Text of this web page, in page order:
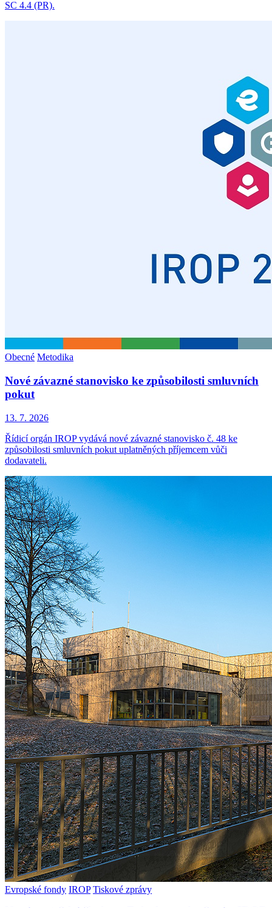
SC 4.4 (PR).
Obecné Metodika
Nové závazné stanovisko ke způsobilosti smluvních
pokut
13. 7. 2026
Řídicí orgán IROP vydává nové závazné stanovisko č. 48 ke
způsobilosti smluvních pokut uplatněných příjemcem vůči
dodavateli.
Evropské fondy IROP Tiskové zprávy